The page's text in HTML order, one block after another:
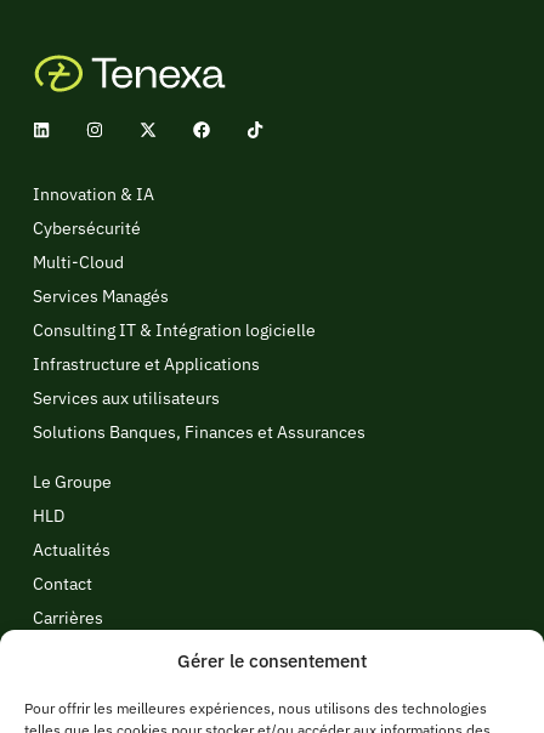
Gérer le consentement
Pour offrir les meilleures expériences, nous utilisons des technologies
Innovation & IA
Cybersécurité
Multi-Cloud
Services Managés
Consulting IT & Intégration logicielle
Infrastructure et Applications
Services aux utilisateurs
Solutions Banques, Finances et Assurances
Le Groupe
HLD
Actualités
Contact
Carrières
Politique de cookies
Politique candidats